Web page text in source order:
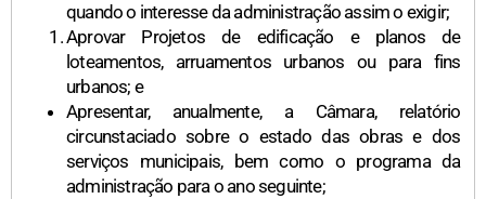
quando o interesse da administração assim o exigir;
Aprovar Projetos de edificação e planos de
loteamentos, arruamentos urbanos ou para fins
urbanos; e
Apresentar, anualmente, a Câmara, relatório
circunstaciado sobre o estado das obras e dos
serviços municipais, bem como o programa da
administração para o ano seguinte;